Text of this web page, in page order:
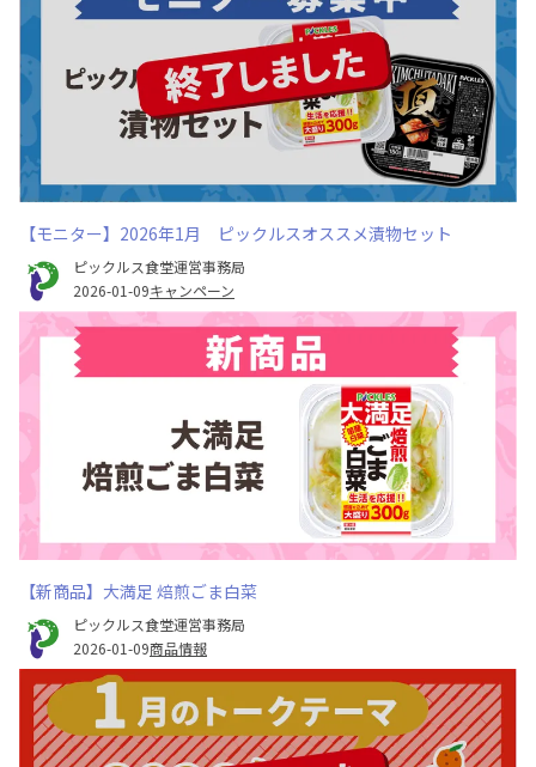
【モニター】2026年1月 ピックルスオススメ漬物セット
ピックルス食堂運営事務局
2026-01-09キャンペーン
【新商品】大満足 焙煎ごま白菜
ピックルス食堂運営事務局
2026-01-09商品情報